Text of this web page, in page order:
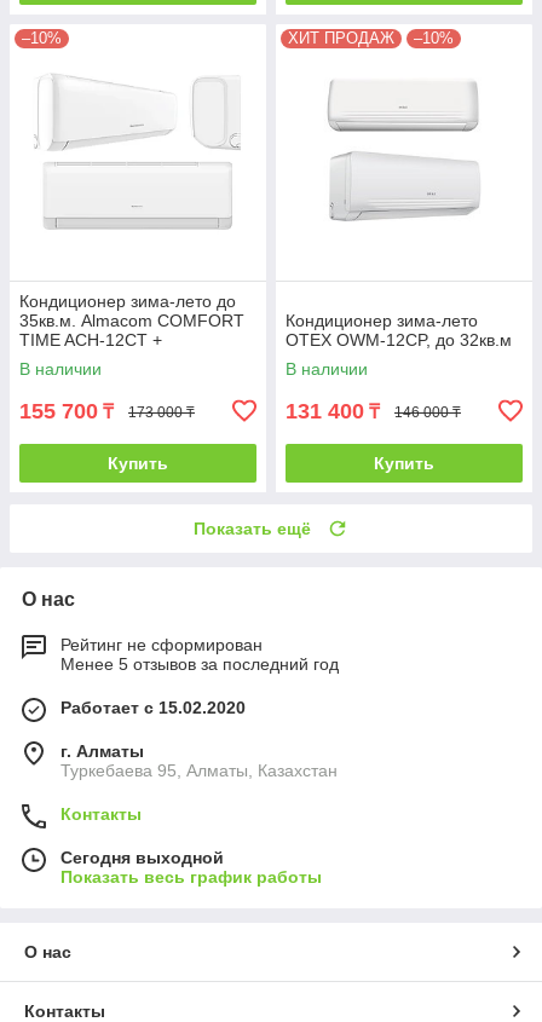
–10%
Кондиционер зима-лето до
35кв.м. Аlmacom COMFORT
TIME ACH-12CT +
монтажный комплект
В наличии
155 700 ₸ 173 000 ₸
Купить
ХИТ ПРОДАЖ –10%
Кондиционер зима-лето
OTEX OWM-12CP, до 32кв.м
В наличии
131 400 ₸ 146 000 ₸
Купить
Показать ещё
О нас
Рейтинг не сформирован
Менее 5 отзывов за последний год
Работает с 15.02.2020
г. Алматы
Туркебаева 95, Алматы, Казахстан
Контакты
Сегодня выходной
Показать весь график работы
О нас
Контакты